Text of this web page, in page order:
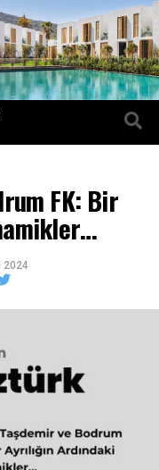
FK: Bir
2024